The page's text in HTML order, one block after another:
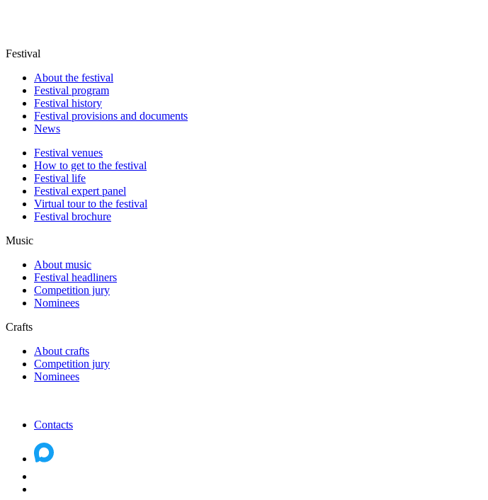
Festival
About the festival
Festival program
Festival history
Festival provisions and documents
News
Festival venues
How to get to the festival
Festival life
Festival expert panel
Virtual tour to the festival
Festival brochure
Music
About music
Festival headliners
Competition jury
Nominees
Crafts
About crafts
Competition jury
Nominees
Contacts